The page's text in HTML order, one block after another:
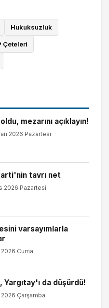
Hukuksuzluk
Çeteleri
oldu, mezarını açıklayın!
2026 Pazartesi
tavrı net
2026 Pazartesi
varsayımlarla
2026 Cuma
Yargıtay'ı da düşürdü!
2026 Çarşamba